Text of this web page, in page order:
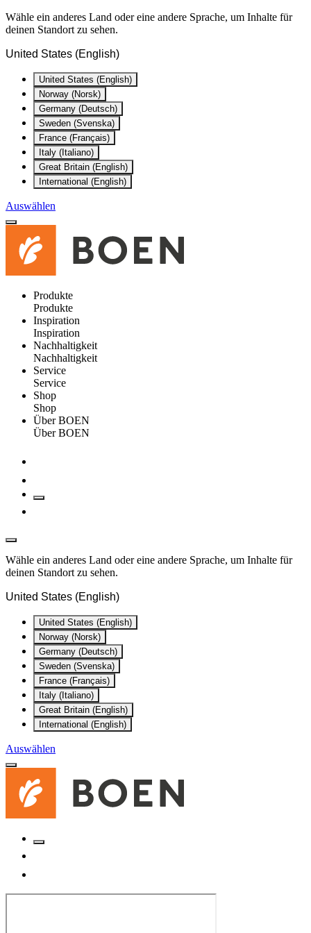
Wähle ein anderes Land oder eine andere Sprache, um Inhalte für
deinen Standort zu sehen.
United States (English)
United States (English)
Norway (Norsk)
Germany (Deutsch)
Sweden (Svenska)
France (Français)
Italy (Italiano)
Great Britain (English)
International (English)
Auswählen
Produkte
Produkte
Inspiration
Inspiration
Nachhaltigkeit
Nachhaltigkeit
Service
Service
Shop
Shop
Über BOEN
Über BOEN
Wähle ein anderes Land oder eine andere Sprache, um Inhalte für
deinen Standort zu sehen.
United States (English)
United States (English)
Norway (Norsk)
Germany (Deutsch)
Sweden (Svenska)
France (Français)
Italy (Italiano)
Great Britain (English)
International (English)
Auswählen